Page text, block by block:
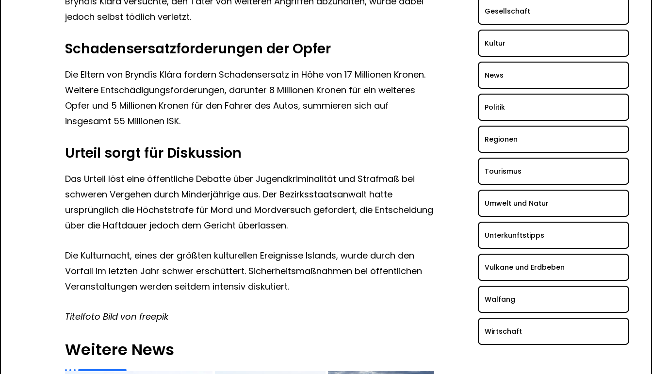
jedoch selbst tödlich verletzt.
Schadensersatzforderungen der Opfer
Die Eltern von Bryndís Klára fordern Schadensersatz in Höhe von 17 Millionen Kronen.
Weitere Entschädigungsforderungen, darunter 8 Millionen Kronen für ein weiteres
Opfer und 5 Millionen Kronen für den Fahrer des Autos, summieren sich auf
insgesamt 55 Millionen ISK.
Urteil sorgt für Diskussion
Das Urteil löst eine öffentliche Debatte über Jugendkriminalität und Strafmaß bei
schweren Vergehen durch Minderjährige aus. Der Bezirksstaatsanwalt hatte
ursprünglich die Höchststrafe für Mord und Mordversuch gefordert, die Entscheidung
über die Haftdauer jedoch dem Gericht überlassen.
Die Kulturnacht, eines der größten kulturellen Ereignisse Islands, wurde durch den
Vorfall im letzten Jahr schwer erschüttert. Sicherheitsmaßnahmen bei öffentlichen
Veranstaltungen werden seitdem intensiv diskutiert.
Titelfoto Bild von freepik
Weitere News
Gesellschaft
Kultur
News
Politik
Regionen
Tourismus
Umwelt und Natur
Unterkunftstipps
Vulkane und Erdbeben
Walfang
Wirtschaft